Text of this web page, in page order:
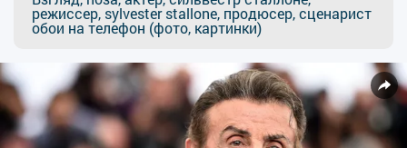
режиссер, sylvester stallone, продюсер, сценарист
обои на телефон (фото, картинки)